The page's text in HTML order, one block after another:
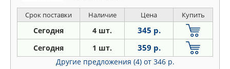
Срок поставки Наличие Цена Купить
Сегодня 4 шт. 345 р.
Сегодня 1 шт. 359 р.
Другие предложения (4) от 346 р.